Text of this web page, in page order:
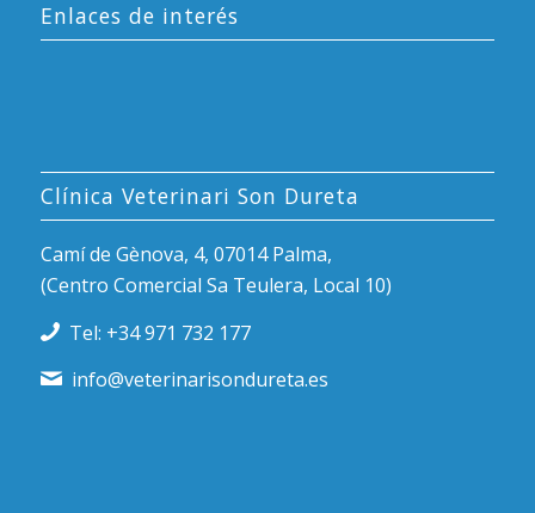
Enlaces de interés
Clínica Veterinari Son Dureta
Camí de Gènova, 4, 07014 Palma,
(Centro Comercial Sa Teulera, Local 10)
Tel: +34 971 732 177
info@veterinarisondureta.es